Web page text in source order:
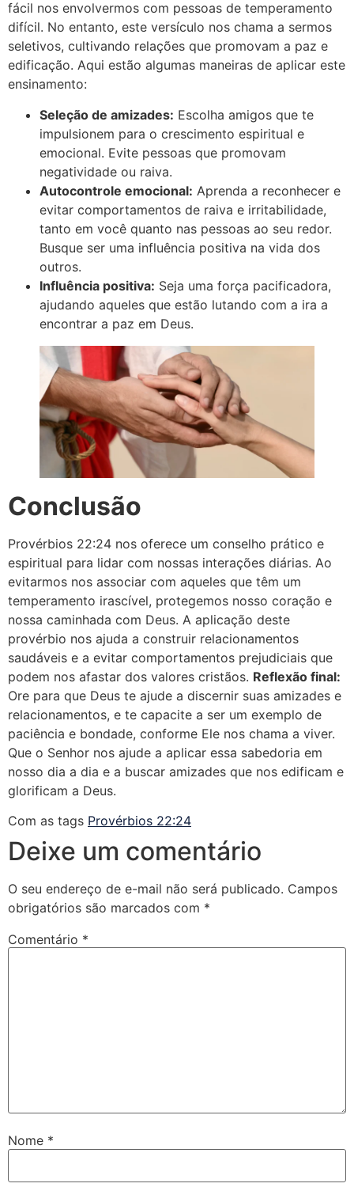
fácil nos envolvermos com pessoas de temperamento
difícil. No entanto, este versículo nos chama a sermos
seletivos, cultivando relações que promovam a paz e
edificação. Aqui estão algumas maneiras de aplicar este
ensinamento:
Seleção de amizades: Escolha amigos que te
impulsionem para o crescimento espiritual e
emocional. Evite pessoas que promovam
negatividade ou raiva.
Autocontrole emocional: Aprenda a reconhecer e
evitar comportamentos de raiva e irritabilidade,
tanto em você quanto nas pessoas ao seu redor.
Busque ser uma influência positiva na vida dos
outros.
Influência positiva: Seja uma força pacificadora,
ajudando aqueles que estão lutando com a ira a
encontrar a paz em Deus.
Conclusão
Provérbios 22:24 nos oferece um conselho prático e
espiritual para lidar com nossas interações diárias. Ao
evitarmos nos associar com aqueles que têm um
temperamento irascível, protegemos nosso coração e
nossa caminhada com Deus. A aplicação deste
provérbio nos ajuda a construir relacionamentos
saudáveis e a evitar comportamentos prejudiciais que
podem nos afastar dos valores cristãos. Reflexão final:
Ore para que Deus te ajude a discernir suas amizades e
relacionamentos, e te capacite a ser um exemplo de
paciência e bondade, conforme Ele nos chama a viver.
Que o Senhor nos ajude a aplicar essa sabedoria em
nosso dia a dia e a buscar amizades que nos edificam e
glorificam a Deus.
Com as tags Provérbios 22:24
Deixe um comentário
O seu endereço de e-mail não será publicado. Campos
obrigatórios são marcados com *
Comentário *
Nome *